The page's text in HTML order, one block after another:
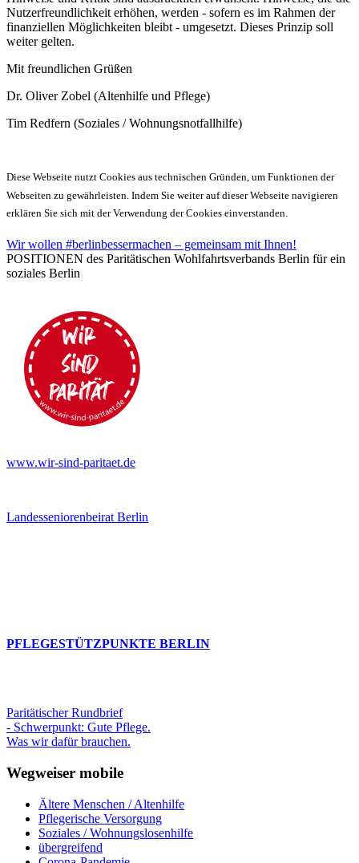
Nutzerfreundlichkeit erhöhen, werden - sofern es im Rahmen der
finanziellen Möglichkeiten bleibt - umgesetzt. Dieses Prinzip soll
weiter gelten.
Mit freundlichen Grüßen
Dr. Oliver Zobel (Altenhilfe und Pflege)
Tim Redfern (Soziales / Wohnungsnotfallhilfe)
Diese Webseite nutzt Cookies aus technischen Gründen, um Funktionen der
Webseiten zu gewährleisten. Indem Sie weiter auf dieser Webseite navigieren
erklären Sie sich mit der Verwendung der Cookies einverstanden.
Wir wollen #berlinbessermachen – gemeinsam mit Ihnen!
POSITIONEN des Paritätischen Wohlfahrtsverbands Berlin für ein
soziales Berlin
www.wir-sind-paritaet.de
Landesseniorenbeirat Berlin
PFLEGESTÜTZPUNKTE BERLIN
Paritätischer Rundbrief
- Schwerpunkt: Gute Pflege.
Was wir dafür brauchen.
Wegweiser mobile
Ältere Menschen / Altenhilfe
Pflegerische Versorgung
Soziales / Wohnungslosenhilfe
übergreifend